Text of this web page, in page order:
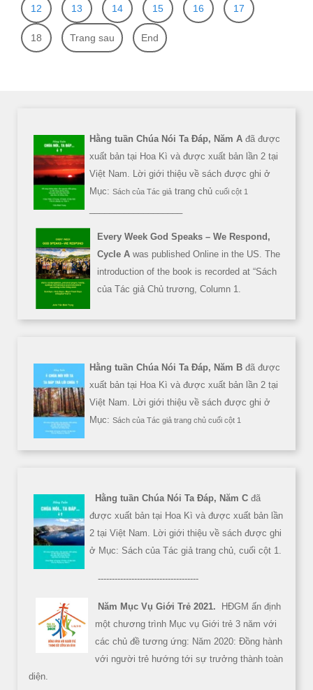
12 13 14 15 16 17
18 Trang sau End
Hằng tuần Chúa Nói Ta Đáp, Năm A đã được
xuất bản tại Hoa Kì và được xuất bản lần 2 tại
Việt Nam. Lời giới thiệu về sách được ghi ở
Mục: Sách của Tác giả trang chủ cuối cột 1
Every Week God Speaks – We Respond,
Cycle A was published Online in the US. The
introduction of the book is recorded at “Sách
của Tác giả Chủ trương, Column 1.
Hằng tuần Chúa Nói Ta Đáp, Năm B đã được
xuất bản tại Hoa Kì và được xuất bản lần 2 tại
Việt Nam. Lời giới thiệu về sách được ghi ở
Mục: Sách của Tác giả trang chủ cuối cột 1
Hằng tuần Chúa Nói Ta Đáp, Năm C đã
được xuất bản tại Hoa Kì và được xuất bản lần
2 tại Việt Nam. Lời giới thiệu về sách được ghi
ở Mục: Sách của Tác giả trang chủ, cuối cột 1.
------------------------------------
Năm Mục Vụ Giới Trẻ 2021.
HĐGM ấn định
một chương trình Mục vụ Giới trẻ 3 năm với
các chủ đề tương ứng: Năm 2020: Đồng hành
với người trẻ hướng tới sự trưởng thành toàn
diện.